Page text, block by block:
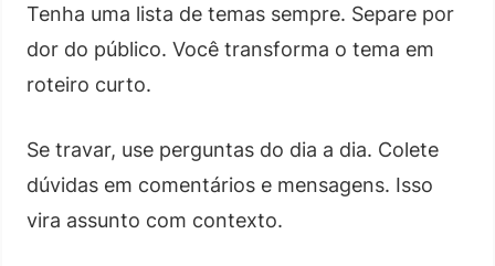
Tenha uma lista de temas sempre. Separe por
dor do público. Você transforma o tema em
roteiro curto.
Se travar, use perguntas do dia a dia. Colete
dúvidas em comentários e mensagens. Isso
vira assunto com contexto.